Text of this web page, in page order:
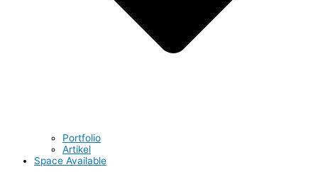
Portfolio
Artikel
Space Available